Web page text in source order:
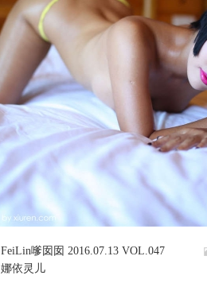
阅读
By
FeiLin嗲囡囡 2016.07.13 VOL.047
娜依灵儿